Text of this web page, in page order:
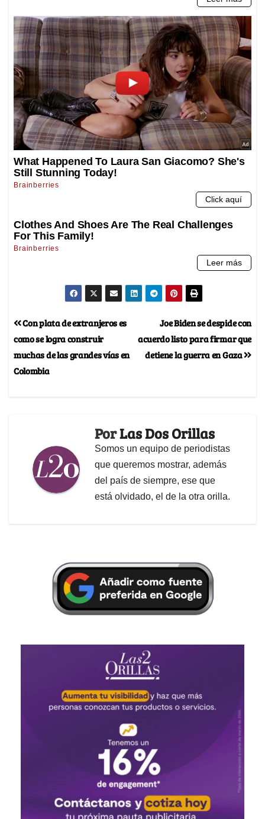
Joe Biden se despide con
acuerdo listo para firmar que
detiene la guerra en Gaza
Con plata de extranjeros es
como se logra construir
muchas de las grandes vías en
Colombia
PorLas Dos Orillas
Somos un equipo de periodistas
que queremos mostrar, además
del país de siempre, ese que
está olvidado, el de la otra orilla.